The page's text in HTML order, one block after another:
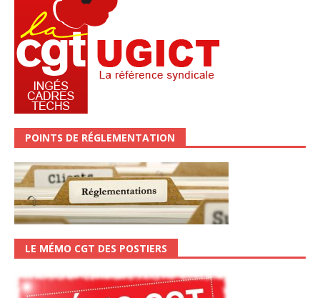
POINTS DE RÉGLEMENTATION
LE MÉMO CGT DES POSTIERS